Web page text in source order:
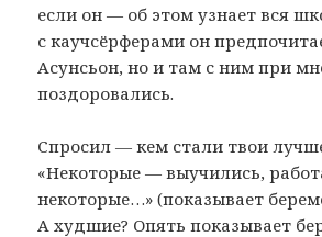
если он — об этом узнает вся
с каучсёрферами он
Асунсьон, но и там с ним при
поздоровались.
Спросил — кем стали твои
«Некоторые — выучились,
некоторые…» (показывает
А худшие? Опять показывает